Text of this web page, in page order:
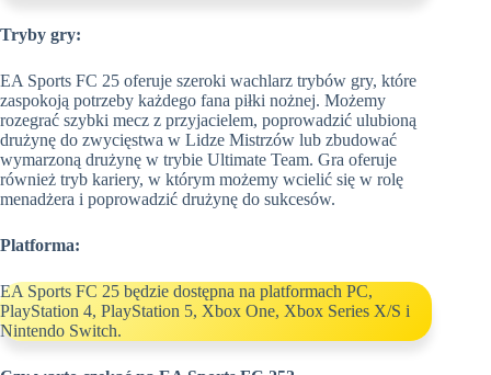
Tryby gry:
EA Sports FC 25 oferuje szeroki wachlarz trybów gry, które
zaspokoją potrzeby każdego fana piłki nożnej. Możemy
rozegrać szybki mecz z przyjacielem, poprowadzić ulubioną
drużynę do zwycięstwa w Lidze Mistrzów lub zbudować
wymarzoną drużynę w trybie Ultimate Team. Gra oferuje
również tryb kariery, w którym możemy wcielić się w rolę
menadżera i poprowadzić drużynę do sukcesów.
Platforma:
EA Sports FC 25 będzie dostępna na platformach PC,
PlayStation 4, PlayStation 5, Xbox One, Xbox Series X/S i
Nintendo Switch.